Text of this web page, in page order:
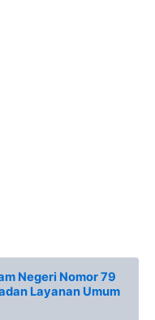
Negeri Nomor 79
Layanan Umum